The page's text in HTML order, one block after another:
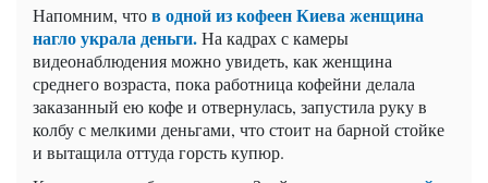
Напомним, чтов одной из кофеен Киева женщина
нагло украла деньги.На кадрах с камеры
видеонаблюдения можно увидеть, как женщина
среднего возраста, пока работница кофейни делала
заказанный ею кофе и отвернулась, запустила руку в
колбу с мелкими деньгами, что стоит на барной стойке
и вытащила оттуда горсть купюр.